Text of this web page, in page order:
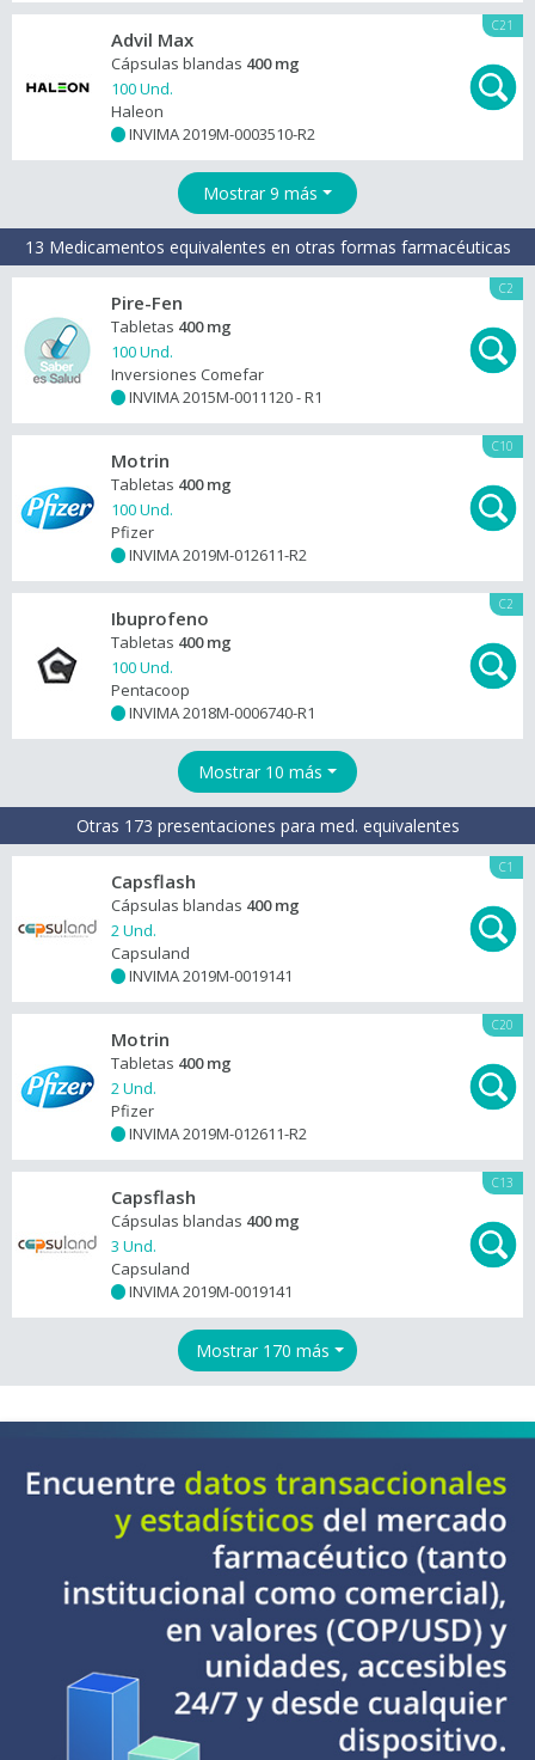
C21
Advil Max
Cápsulas blandas 400 mg
100 Und.
Haleon
INVIMA 2019M-0003510-R2
Mostrar 9 más
13 Medicamentos equivalentes en otras formas farmacéuticas
C2
Pire-Fen
Tabletas 400 mg
100 Und.
Inversiones Comefar
INVIMA 2015M-0011120 - R1
C10
Motrin
Tabletas 400 mg
100 Und.
Pfizer
INVIMA 2019M-012611-R2
C2
Ibuprofeno
Tabletas 400 mg
100 Und.
Pentacoop
INVIMA 2018M-0006740-R1
Mostrar 10 más
Otras 173 presentaciones para med. equivalentes
C1
Capsflash
Cápsulas blandas 400 mg
2 Und.
Capsuland
INVIMA 2019M-0019141
C20
Motrin
Tabletas 400 mg
2 Und.
Pfizer
INVIMA 2019M-012611-R2
C13
Capsflash
Cápsulas blandas 400 mg
3 Und.
Capsuland
INVIMA 2019M-0019141
Mostrar 170 más